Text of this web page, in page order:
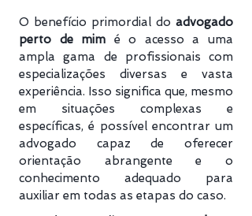
O benefício primordial do advogado
perto de mim é o acesso a uma
ampla gama de profissionais com
especializações diversas e vasta
experiência. Isso significa que, mesmo
em situações complexas e
específicas, é possível encontrar um
advogado capaz de oferecer
orientação abrangente e o
conhecimento adequado para
auxiliar em todas as etapas do caso.